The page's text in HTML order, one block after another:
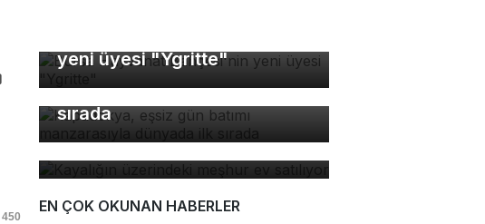
450
yeni üyesi "Ygritte"
Kapadokya, eşsiz gün batımı
manzarasıyla dünyada ilk
sırada
Kayalığın üzerindeki meşhur
ev satılıyor
EN ÇOK OKUNAN HABERLER